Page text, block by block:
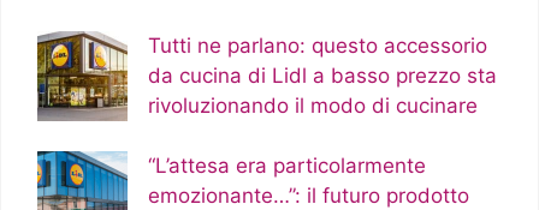
Tutti ne parlano: questo accessorio
da cucina di Lidl a basso prezzo sta
rivoluzionando il modo di cucinare
“L’attesa era particolarmente
emozionante…”: il futuro prodotto